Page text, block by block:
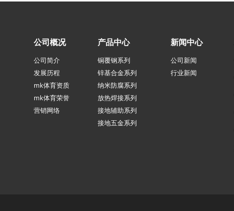
公司概况
公司简介
发展历程
mk体育资质
mk体育荣誉
营销网络
产品中心
铜覆钢系列
锌基合金系列
纳米防腐系列
放热焊接系列
接地辅助系列
接地五金系列
新闻中心
公司新闻
行业新闻